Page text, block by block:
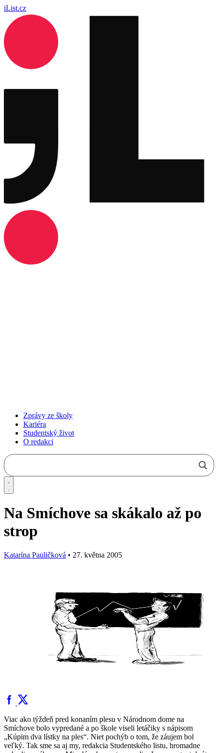
iList.cz
Zprávy ze školy
Kariéra
Studentský život
O redakci
Na Smíchove sa skákalo až po
strop
Katarína Pauličková • 27. května 2005
Viac ako týždeň pred konaním plesu v Národnom dome na
Smíchove bolo vypredané a po škole viseli letáčiky s nápisom
„Kúpim dva lístky na ples“. Niet pochýb o tom, že záujem bol
veľký. Tak sme sa aj my, redakcia Studentského listu, hromadne